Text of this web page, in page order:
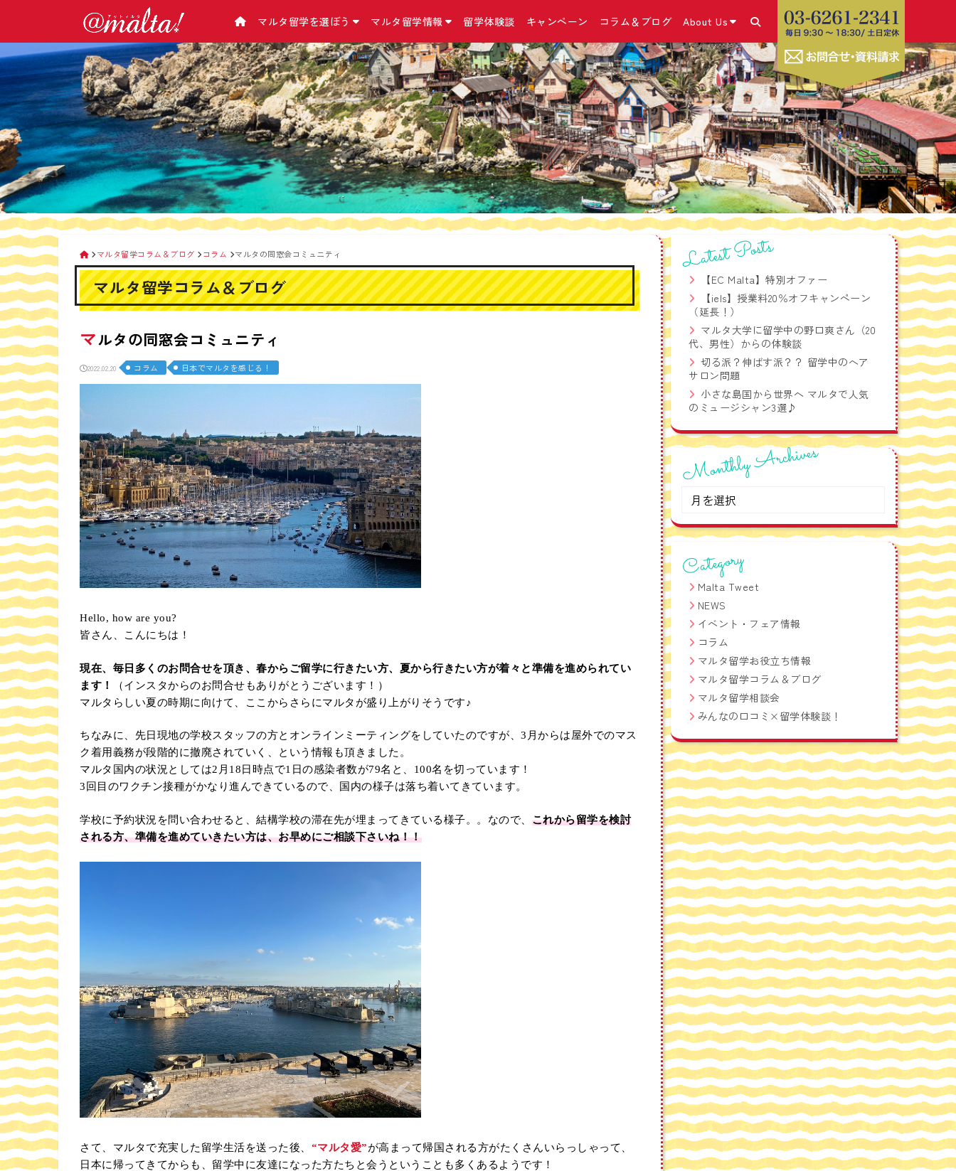
マルタ留学を選ぼう
学校から選ぶ
マルタ語学学校一覧/比較
マルタ語学学校 料金表
マルタ留学の選び方
国立マルタ大学 正規留学
マルタ大学について
こんなコースもあります！
インターンシップコース
二カ国留学
MBA（経営学修士号）取得
親子留学プログラム
小中高生向け 夏休み留学プログラム
シニア留学プログラム
マルタ＋イタリアコース
マルタ留学情報
マルタについて
マルタ基本情報
（気候･治安･緊急･病院･電話のかけ方･チ
ップ･お金･電気･交通など）
マルタの主要都市紹介
マルタの観光スポット
生活情報
マルタの空港
交通機関
タクシー＆便利アプリ
携帯電話
マルタ滞在時のお金の管理
マルタ留学について
マルタの気になる英語
マルタ留学の予算
マルタの留学の選び方
おすすめ留学プラン
マルタ留学生活１日の流れ
滞在先の種類
語学学校一覧
留学の準備
マルタ留学の手続きの流れ
出発までに必要なこと
マルタの留学保険
マルタの留学ビザ・申請方法
マルタのワーキングホリデービザ
持ち物リスト
日本から契約できるお勧めの海外SIMカー
ド！
海外オンライン医療相談サービス
『YOKUMIRU』
『留学110番』留学生危機管理ワンストッ
プ支援サービス
とっさに使える英語フレーズ集！
留学体験談 キャンペーン コラム＆ブログ About Us
アットマルタとは
会社概要
企業理念
留学カウンセラー紹介
アットマルタが選ばれる理由
なぜ手数料が０円？
留学手続きの流れ
マルタ留学相談会
お問合せ・アクセス・他
お問合せ／資料請求
アクセス
留学手続きに関する約款/規約
特定商取引法に基づく表記
プライバシーポリシー
リンク集
サイトマップ
マルタ留学コラム＆ブログ・SNS
コラム
ニュース
マルタ留学口コミ✕体験談
イベント情報
Instagram
Facebook
Twitter
マルタ留学コラム＆ブログ コラム マルタの同窓会コミュニティ
マルタ留学コラム＆ブログ
マルタの同窓会コミュニティ
2022.02.20 コラム 日本でマルタを感じる！
Hello, how are you?
皆さん、こんにちは！
現在、毎日多くのお問合せを頂き、春からご留学に行きたい方、夏から行きたい方が着々と準備を進められてい
ます！
（インスタからのお問合せもありがとうございます！）
マルタらしい夏の時期に向けて、ここからさらにマルタが盛り上がりそうです♪
ちなみに、先日現地の学校スタッフの方とオンラインミーティングをしていたのですが、3月からは屋外でのマス
ク着用義務が段階的に撤廃されていく、という情報も頂きました。
マルタ国内の状況としては2月18日時点で1日の感染者数が79名と、100名を切っています！
3回目のワクチン接種がかなり進んできているので、国内の様子は落ち着いてきています。
学校に予約状況を問い合わせると、結構学校の滞在先が埋まってきている様子。。なので、 これから留学を検討
される方、準備を進めていきたい方は、お早めにご相談下さいね！！
さて、マルタで充実した留学生活を送った後、 “マルタ愛”が高まって帰国される方がたくさんいらっしゃって、
日本に帰ってきてからも、留学中に友達になった方たちと会うということも多くあるようです！
Latest Posts
【EC Malta】特別オファー
【iels】授業料20％オフキャンペーン
（延長！）
マルタ大学に留学中の野口爽さん（20
代、男性）からの体験談
切る派？伸ばす派？？ 留学中のヘア
サロン問題
小さな島国から世界へ マルタで人気
のミュージシャン3選♪
Monthly Archives
Monthly
Archives
Category
Malta Tweet
NEWS
イベント・フェア情報
コラム
マルタ留学お役立ち情報
マルタ留学コラム＆ブログ
マルタ留学相談会
みんなの口コミ×留学体験談！